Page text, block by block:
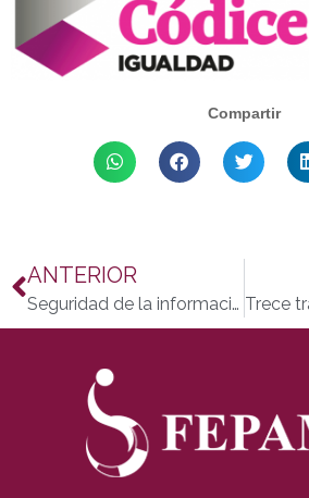
Compartir
ANTERIOR
Seguridad de la información y protección de datos en el Grupo Fepamic